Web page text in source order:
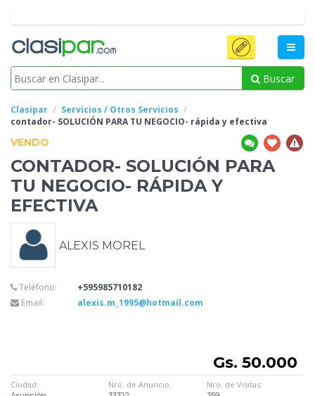
Buscar
Clasipar
Servicios / Otros Servicios
contador- SOLUCIÓN PARA TU NEGOCIO- rápida y efectiva
VENDO
CONTADOR- SOLUCIÓN PARA
TU NEGOCIO- RÁPIDA Y
EFECTIVA
ALEXIS MOREL
Teléfono:
+595985710182
Email:
alexis.m_1995@hotmail.com
Gs. 50.000
Ciudad: Nro. de Anuncio: Nro. de Visitas: